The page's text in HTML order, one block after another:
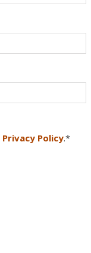
Privacy Policy.*